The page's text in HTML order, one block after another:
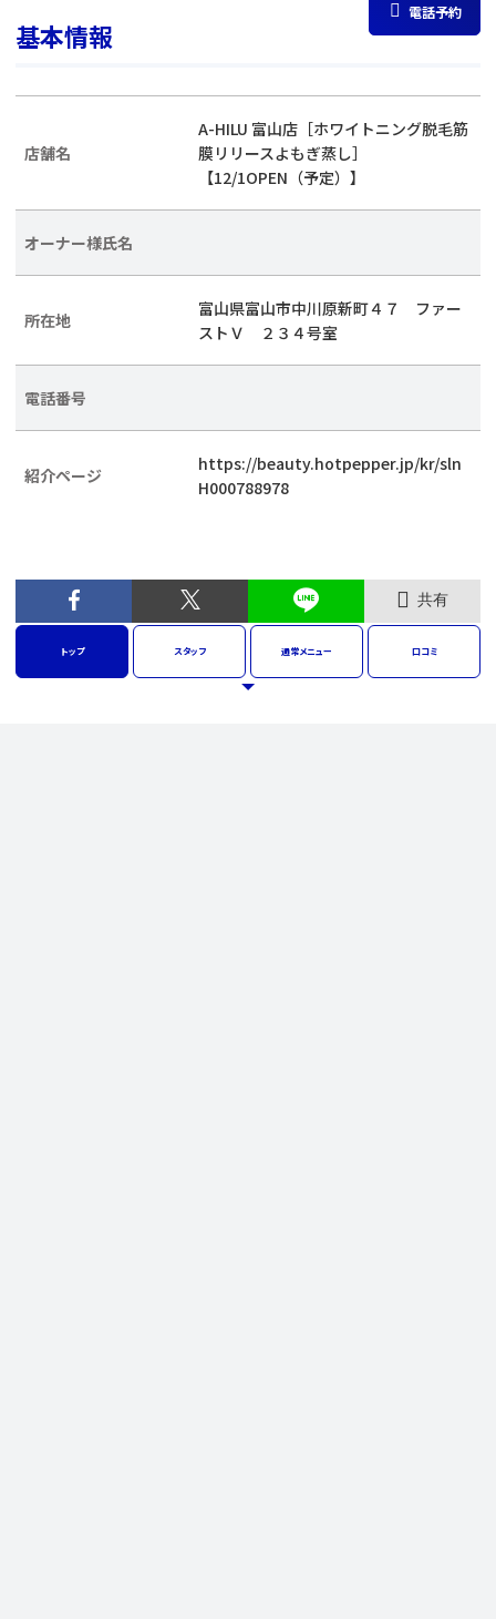
電話予約
基本情報
店舗名
A-HILU 富山店［ホワイトニング脱毛筋
膜リリースよもぎ蒸し］
【12/1OPEN（予定）】
オーナー様氏名
所在地
富山県富山市中川原新町４７ ファー
ストＶ ２３４号室
電話番号
紹介ページ
https://beauty.hotpepper.jp/kr/sln
H000788978
共有
トップ スタッフ 通常メニュー 口コミ